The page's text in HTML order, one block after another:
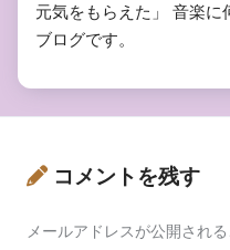
元気をもらえた」 音楽
ブログです。
コメントを残す
メールアドレスが公開される